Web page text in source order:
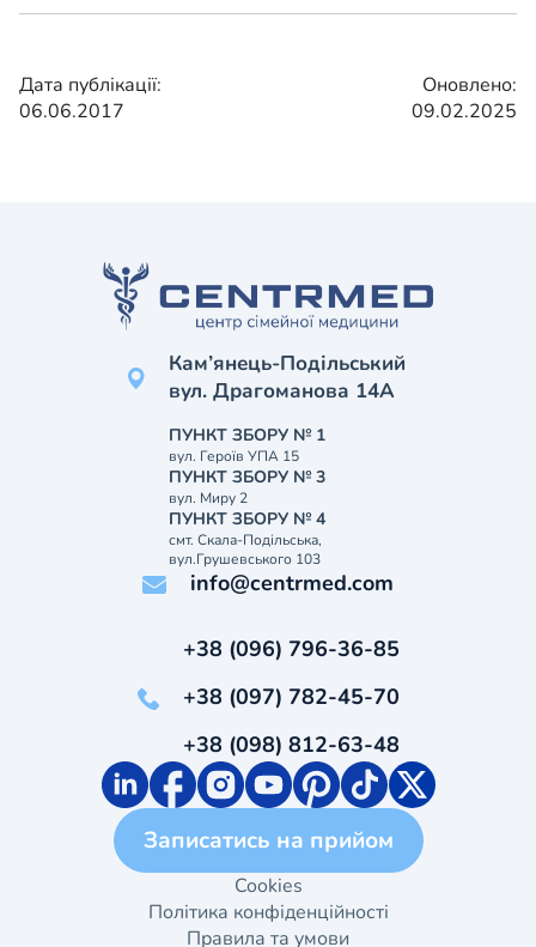
Дата публікації:
06.06.2017
Оновлено:
09.02.2025
Кам’янець-Подільський
вул. Драгоманова 14А
ПУНКТ ЗБОРУ № 1
вул. Героїв УПА 15
ПУНКТ ЗБОРУ № 3
вул. Миру 2
ПУНКТ ЗБОРУ № 4
смт. Скала-Подільська,
вул.Грушевського 103
info@centrmed.com
+38 (096) 796-36-85
+38 (097) 782-45-70
+38 (098) 812-63-48
Записатись на прийом
Cookies
Політика конфіденційності
Правила та умови